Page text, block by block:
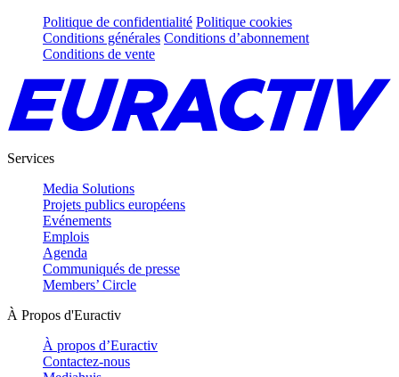
Politique de confidentialité Politique cookies
Conditions générales Conditions d’abonnement
Conditions de vente
Services
Media Solutions
Projets publics européens
Evénements
Emplois
Agenda
Communiqués de presse
Members’ Circle
À Propos d'Euractiv
À propos d’Euractiv
Contactez-nous